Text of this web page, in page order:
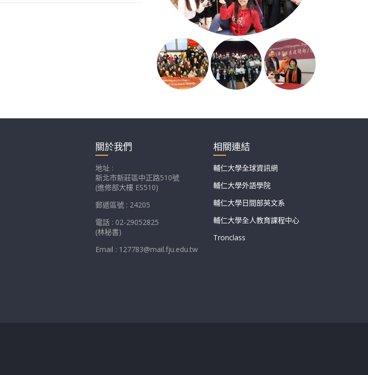
關於我們
地址 :
新北市新莊區中正路510號
(進修部大樓 ES510)
郵遞區號 : 24205
電話 : 02-29052825
(林秘書)
Email : 127783@mail.fju.edu.tw
相關連結
輔仁大學全球資訊網
輔仁大學外語學院
輔仁大學日間部英文系
輔仁大學全人教育課程中心
Tronclass